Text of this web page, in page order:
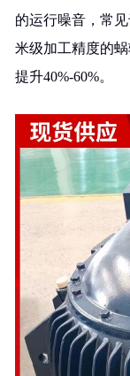
的运行噪音，常
米级加工精度的
提升40%-60%。